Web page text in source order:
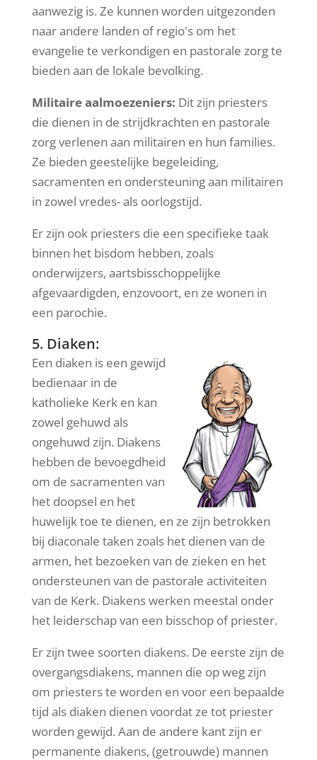
aanwezig is. Ze kunnen worden uitgezonden
naar andere landen of regio's om het
evangelie te verkondigen en pastorale zorg te
bieden aan de lokale bevolking.
Militaire aalmoezeniers: Dit zijn priesters
die dienen in de strijdkrachten en pastorale
zorg verlenen aan militairen en hun families.
Ze bieden geestelijke begeleiding,
sacramenten en ondersteuning aan militairen
in zowel vredes- als oorlogstijd.
Er zijn ook priesters die een specifieke taak
binnen het bisdom hebben, zoals
onderwijzers, aartsbisschoppelijke
afgevaardigden, enzovoort, en ze wonen in
een parochie.
5. Diaken:
Een diaken is een gewijd
bedienaar in de
katholieke Kerk en kan
zowel gehuwd als
ongehuwd zijn. Diakens
hebben de bevoegdheid
om de sacramenten van
het doopsel en het
huwelijk toe te dienen, en ze zijn betrokken
bij diaconale taken zoals het dienen van de
armen, het bezoeken van de zieken en het
ondersteunen van de pastorale activiteiten
van de Kerk. Diakens werken meestal onder
het leiderschap van een bisschop of priester.
Er zijn twee soorten diakens. De eerste zijn de
overgangsdiakens, mannen die op weg zijn
om priesters te worden en voor een bepaalde
tijd als diaken dienen voordat ze tot priester
worden gewijd. Aan de andere kant zijn er
permanente diakens, (getrouwde) mannen